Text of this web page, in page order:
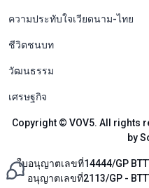
ความประทับใจเวียดนาม-ไทย
ชีวิตชนบท
วัฒนธรรม
เศรษฐกิจ
Copyright © VOV5. All rights
by
ใบอนุญาตเลขที่14444/GP
อนุญาตเลขที่2113/GP -